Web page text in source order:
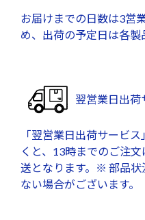
お届けまでの日数は3営
め、出荷の予定日は各製
翌営業日出荷
「翌営業日出荷サービ
くと、13時までのご注
送となります。※ 部品状
ない場合がございます。